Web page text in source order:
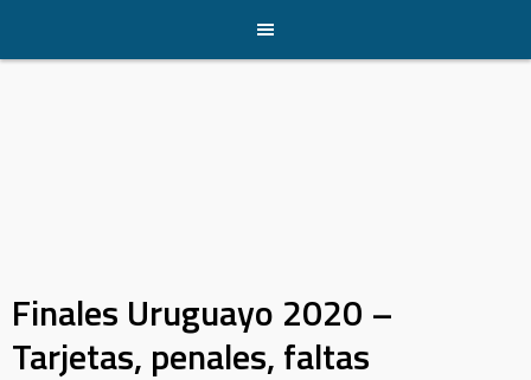
content
Finales Uruguayo 2020 –
Tarjetas, penales, faltas